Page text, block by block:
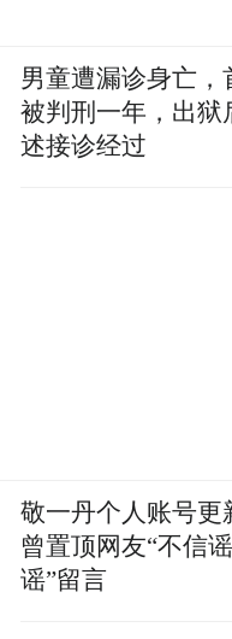
男童遭漏诊身亡，
被判刑一年，出狱
述接诊经过
敬一丹个人账号更
曾置顶网友“不信
谣”留言